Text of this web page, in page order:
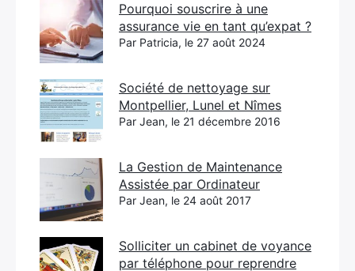
Pourquoi souscrire à une
assurance vie en tant qu’expat ?
Par Patricia, le 27 août 2024
Société de nettoyage sur
Montpellier, Lunel et Nîmes
Par Jean, le 21 décembre 2016
La Gestion de Maintenance
Assistée par Ordinateur
Par Jean, le 24 août 2017
Solliciter un cabinet de voyance
par téléphone pour reprendre